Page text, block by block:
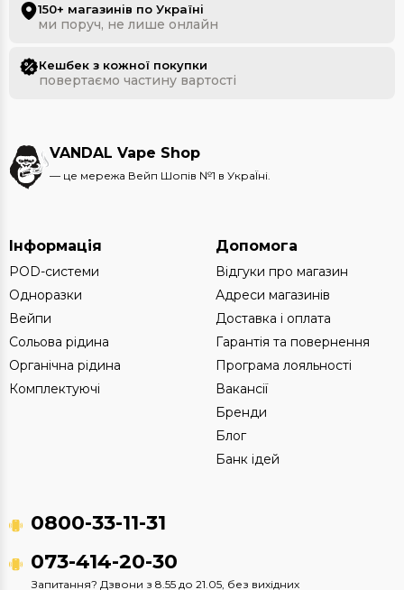
150+ магазинів по Україні
ми поруч, не лише онлайн
Кешбек з кожної покупки
повертаємо частину вартості
VANDAL Vape Shop
— це мережа Вейп Шопів №1 в УкраЇні.
Інформація
POD-системи
Одноразки
Вейпи
Сольова рідина
Органічна рідина
Комплектуючі
Допомога
Відгуки про магазин
Адреси магазинів
Доставка і оплата
Гарантія та повернення
Програма лояльності
Вакансії
Бренди
Блог
Банк ідей
0800-33-11-31
073-414-20-30
Запитання? Дзвони з 8.55 до 21.05, без вихідних